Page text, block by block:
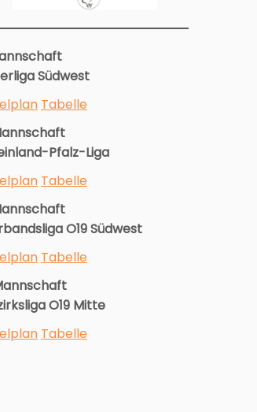
Südwest
Tabelle
Pfalz-Liga
Tabelle
O19 Südwest
Tabelle
O19 Mitte
Tabelle